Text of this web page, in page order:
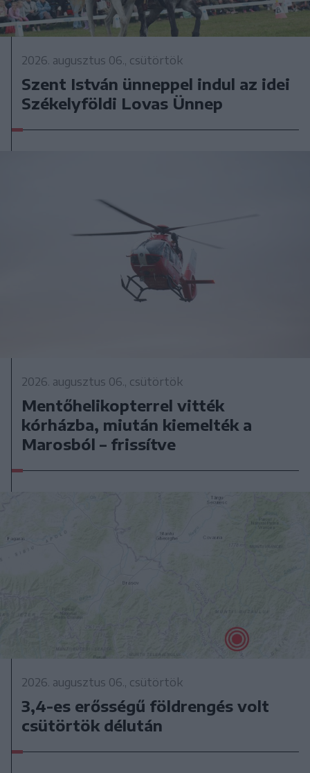
2026. augusztus 06., csütörtök
Szent István ünneppel indul az idei
Székelyföldi Lovas Ünnep
2026. augusztus 06., csütörtök
Mentőhelikopterrel vitték
kórházba, miután kiemelték a
Marosból – frissítve
2026. augusztus 06., csütörtök
3,4-es erősségű földrengés volt
csütörtök délután